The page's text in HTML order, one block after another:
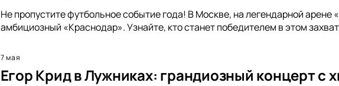
Не пропустите футбольное событие года! В Москве, на легендарной арене
амбициозный «Краснодар». Узнайте, кто станет победителем в этом
7 мая
Егор Крид в Лужниках: грандиозный концерт с